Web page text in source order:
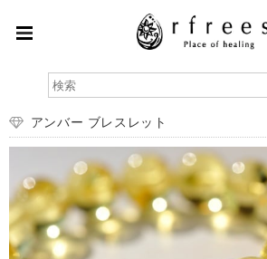
アンバー ブレスレット